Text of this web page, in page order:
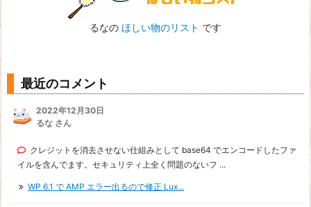
るなの ほしい物のリスト です
最近のコメント
2022年12月30日
るな さん
クレジットを消去させない仕組みとして base64 でエンコードしたファ
イルを含んでます。セキュリティ上全く問題のないフ ...
WP 6.1 で AMP エラー出るので修正 Lux...